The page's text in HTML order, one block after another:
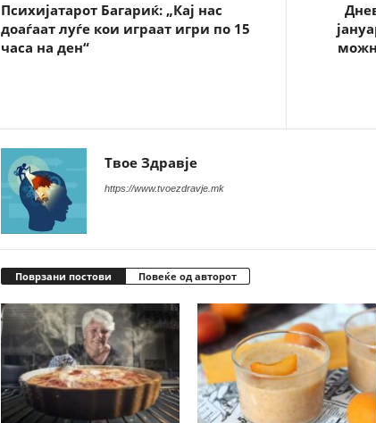
Психијатарот Багариќ: „Кај нас
доаѓаат луѓе кои играат игри по 15
часа на ден“
Твое Здравје
https://www.tvoezdravje.mk
Поврзани постови Повеќе од авторот